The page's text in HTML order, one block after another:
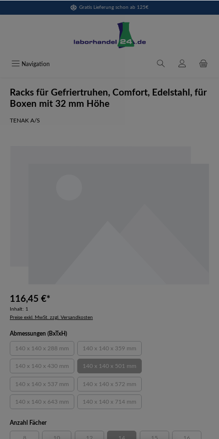
Gratis Lieferung schon ab 125€
Navigation
Racks für Gefriertruhen, Comfort, Edelstahl, für
Boxen mit 32 mm Höhe
TENAK A/S
116,45 €*
Inhalt: 1
Preise exkl. MwSt. zzgl. Versandkosten
Abmessungen (BxTxH)auswählen
140 x 140 x 288 mm(Diese Option ist zurzeit nicht verfügbar.)
140 x 140 x 359 mm(Diese Option ist zurzeit nicht verfügbar.)
140 x 140 x 430 mm(Diese Option ist zurzeit nicht verfügbar.)
140 x 140 x 501 mm(Diese Option ist zurzeit nicht verfügbar.)
140 x 140 x 537 mm(Diese Option ist zurzeit nicht verfügbar.)
140 x 140 x 572 mm(Diese Option ist zurzeit nicht verfügbar.)
140 x 140 x 643 mm(Diese Option ist zurzeit nicht verfügbar.)
140 x 140 x 714 mm(Diese Option ist zurzeit nicht verfügbar.)
Anzahl Fächerauswählen